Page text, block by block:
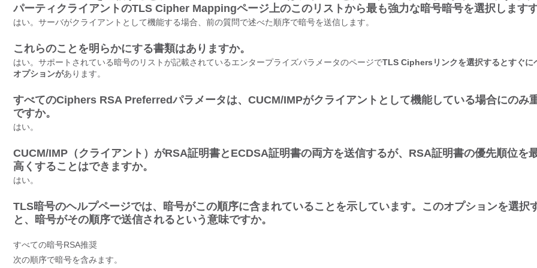
パーティクライアントのTLS Cipher Mappingページ上のこのリストから最も強力な暗号暗号を選択します
はい。サーバがクライアントとして機能する場合、前の質問で述べた順序で暗号を送信します。
これらのことを明らかにする書類はありますか。
はい。サポートされている暗号のリストが記載されているエンタープライズパラメータのページでTLS Ciphersリンクを選択するとすぐに
オプションがあります。
すべてのCiphers RSA Preferredパラメータは、CUCM/IMPがクライアントとして機能している場合にのみ
ですか。
はい。
CUCM/IMP（クライアント）がRSA証明書とECDSA証明書の両方を送信するが、RSA証明書の優先順位を
高くすることはできますか。
はい。
TLS暗号のヘルプページでは、暗号がこの順序に含まれていることを示しています。このオプションを選択
と、暗号がその順序で送信されるという意味ですか。
すべての暗号RSA推奨
次の順序で暗号を含みます。